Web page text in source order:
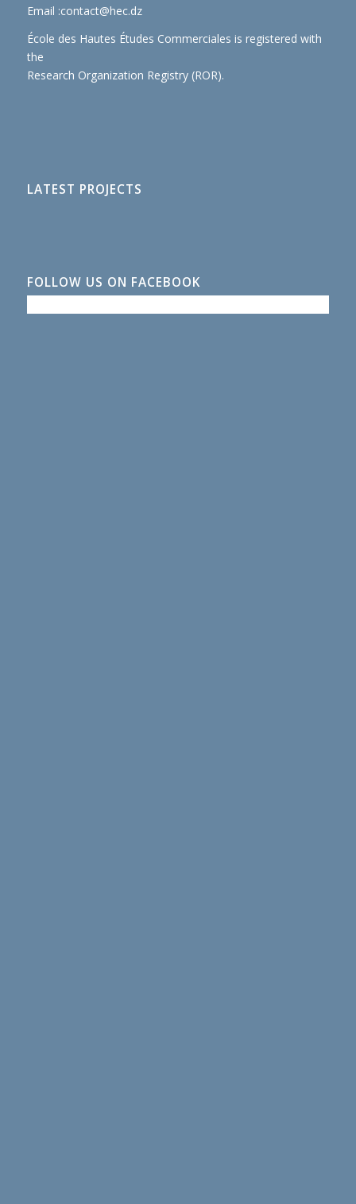
Email :contact@hec.dz
École des Hautes Études Commerciales is registered with
the
Research Organization Registry (ROR).
LATEST PROJECTS
FOLLOW US ON FACEBOOK